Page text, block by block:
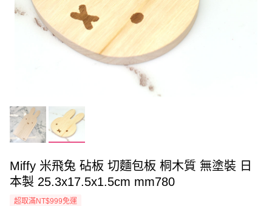
Miffy 米飛兔 砧板 切麵包板 桐木質 無塗裝 日
本製 25.3x17.5x1.5cm mm780
超取滿NT$999免運